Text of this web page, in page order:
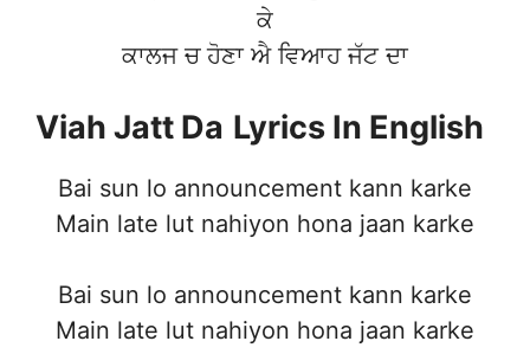
ਕੇ
ਕਾਲਜ ਚ ਹੋਣਾ ਐ ਵਿਆਹ ਜੱਟ ਦਾ
Viah Jatt Da Lyrics In English
Bai sun lo announcement kann karke
Main late lut nahiyon hona jaan karke
Bai sun lo announcement kann karke
Main late lut nahiyon hona jaan karke